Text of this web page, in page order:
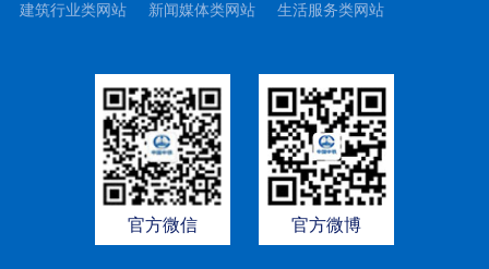
建筑行业类网站 新闻媒体类网站 生活服务类网站
官方微信 官方微博